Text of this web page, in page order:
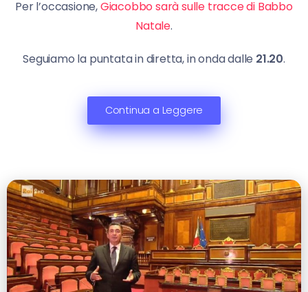
Per l’occasione,Giacobbo sarà sulle tracce di Babbo
Natale.
Seguiamo la puntata in diretta, in onda dalle 21.20.
Continua a Leggere